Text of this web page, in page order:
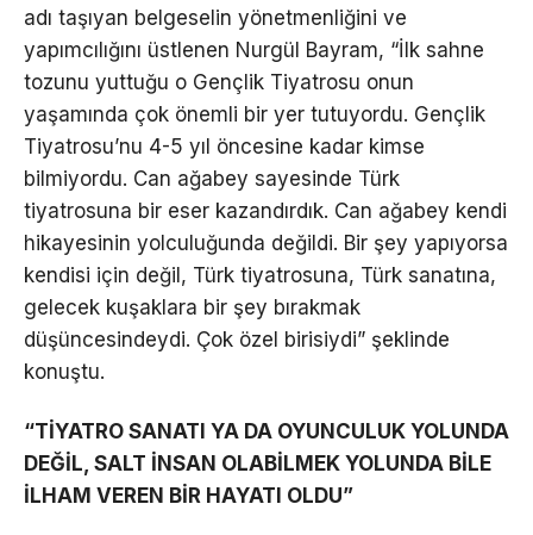
adı taşıyan belgeselin yönetmenliğini ve
yapımcılığını üstlenen Nurgül Bayram, “İlk sahne
tozunu yuttuğu o Gençlik Tiyatrosu onun
yaşamında çok önemli bir yer tutuyordu. Gençlik
Tiyatrosu’nu 4-5 yıl öncesine kadar kimse
bilmiyordu. Can ağabey sayesinde Türk
tiyatrosuna bir eser kazandırdık. Can ağabey kendi
hikayesinin yolculuğunda değildi. Bir şey yapıyorsa
kendisi için değil, Türk tiyatrosuna, Türk sanatına,
gelecek kuşaklara bir şey bırakmak
düşüncesindeydi. Çok özel birisiydi” şeklinde
konuştu.
“TİYATRO SANATI YA DA OYUNCULUK YOLUNDA
DEĞİL, SALT İNSAN OLABİLMEK YOLUNDA BİLE
İLHAM VEREN BİR HAYATI OLDU”